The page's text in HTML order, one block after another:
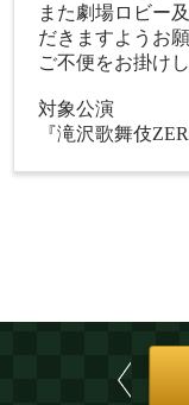
また劇場ロビー
だきますようお
ご不便をお掛け
対象公演
『滝沢歌舞伎